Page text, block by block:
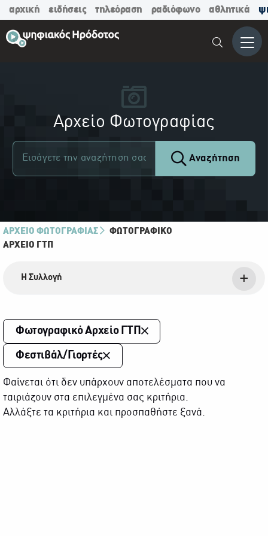
αρχική ειδήσεις τηλεόραση ραδιόφωνο αθλητικά
Μενού
Αρχείο Φωτογραφίας
Αναζήτηση
ΑΡΧΕΙΟ ΦΩΤΟΓΡΑΦΙΑΣ
ΦΩΤΟΓΡΑΦΙΚΌ
ΑΡΧΕΊΟ ΓΤΠ
Η Συλλογή
Φωτογραφικό Αρχείο ΓΤΠ
Φεστιβάλ/Γιορτές
Φαίνεται ότι δεν υπάρχουν αποτελέσματα που να
ταιριάζουν στα επιλεγμένα σας κριτήρια.
Αλλάξτε τα κριτήρια και προσπαθήστε ξανά.